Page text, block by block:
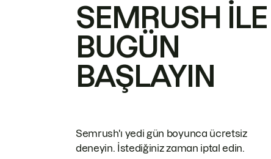
SEMRUSH ILE
BUGÜN
BAŞLAYIN
Semrush'ı yedi gün boyunca ücretsiz
deneyin. İstediğiniz zaman iptal edin.